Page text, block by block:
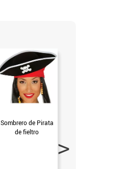
Sombrero de Pirata
de fieltro